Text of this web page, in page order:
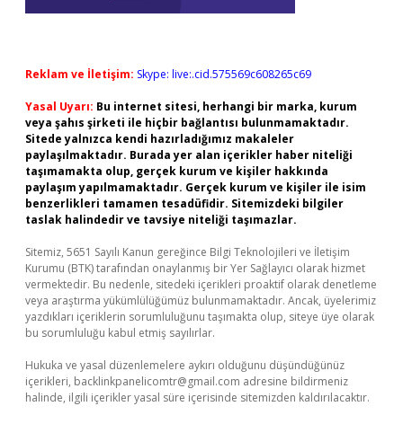
Reklam ve İletişim: Skype: live:.cid.575569c608265c69
Yasal Uyarı: Bu internet sitesi, herhangi bir marka, kurum
veya şahıs şirketi ile hiçbir bağlantısı bulunmamaktadır.
Sitede yalnızca kendi hazırladığımız makaleler
paylaşılmaktadır. Burada yer alan içerikler haber niteliği
taşımamakta olup, gerçek kurum ve kişiler hakkında
paylaşım yapılmamaktadır. Gerçek kurum ve kişiler ile isim
benzerlikleri tamamen tesadüfidir. Sitemizdeki bilgiler
taslak halindedir ve tavsiye niteliği taşımazlar.
Sitemiz, 5651 Sayılı Kanun gereğince Bilgi Teknolojileri ve İletişim
Kurumu (BTK) tarafından onaylanmış bir Yer Sağlayıcı olarak hizmet
vermektedir. Bu nedenle, sitedeki içerikleri proaktif olarak denetleme
veya araştırma yükümlülüğümüz bulunmamaktadır. Ancak, üyelerimiz
yazdıkları içeriklerin sorumluluğunu taşımakta olup, siteye üye olarak
bu sorumluluğu kabul etmiş sayılırlar.
Hukuka ve yasal düzenlemelere aykırı olduğunu düşündüğünüz
içerikleri, backlinkpanelicomtr@gmail.com adresine bildirmeniz
halinde, ilgili içerikler yasal süre içerisinde sitemizden kaldırılacaktır.